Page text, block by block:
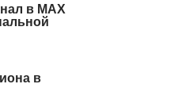
в МАХ
в